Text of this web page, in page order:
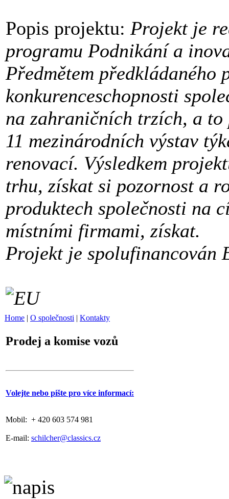
Popis projektu: Projekt je
programu Podnikání a
Předmětem předkládaného
konkurenceschopnosti
na zahraničních trzích, a
11 mezinárodních výstav
renovací. Výsledkem
trhu, získat si pozornost a
produktech společnosti na
místními firmami, získat.
Projekt je spolufinancován
Home | O společnosti | Kontakty
Prodej a komise vozů
Volejte nebo pište pro více informací:
Mobil: + 420 603 574 981
E-mail: schilcher@classics.cz